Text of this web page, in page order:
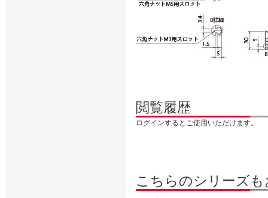
閲覧履歴
ログインするとご使用いただけます。
こちらのシリーズ